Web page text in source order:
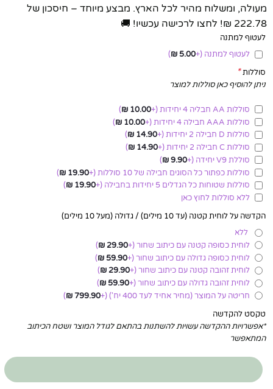
מעולה, ומשלוח מהיר לכל הארץ. מבצע מיוחד – חיסכון של
222.78 ₪! לחצו לרכישה עכשיו! 🚚
לעטוף למתנה
לעטוף למתנה (+
5.00
₪
)
סוללות*
ניתן להוסיף כאן סוללות למוצר
סוללות AA חבליה 4 יחידות (+
10.00
₪
)
סוללות AAA חבילה 4 יחידות
(+
10.00
₪
)
סוללות D חבילה 2 יחידות
(+
14.90
₪
)
סוללות C חבילה 2 יחידות
(+
14.90
₪
)
סוללת V9 יחידה
(+
9.90
₪
)
סוללות כפתור כל הסוגים חבילה של 10 סוללות
(+
19.90
₪
)
סוללות שטוחות כל הגדלים 5 יחידות בחבילה
(+
19.90
₪
)
ללא סוללות לחוץ כאן
הקדשה על לוחית קטנה (עד 10 מילים) / גדולה (מעל 10 מילים)
ללא
לוחית כסופה קטנה עם כיתוב שחור(+
29.90
₪
)
לוחית כסופה גדולה עם כיתוב שחור(+
59.90
₪
)
לוחית זהובה קטנה עם כיתוב שחור(+
29.90
₪
)
לוחית זהובה גדולה עם כיתוב שחור(+
59.90
₪
)
חריטה על המוצר (מחיר אחיד לעד 400 יח')
(+
799.90
₪
)
טקסט להקדשה
*אפשרויות ההקדשה עשויות להשתנות בהתאם לגודל המוצר ושטח הכיתוב
המתאפשר